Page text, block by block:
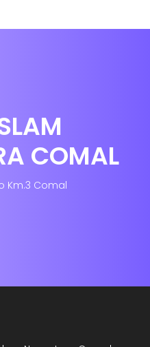
COMAL
Km.3 Comal